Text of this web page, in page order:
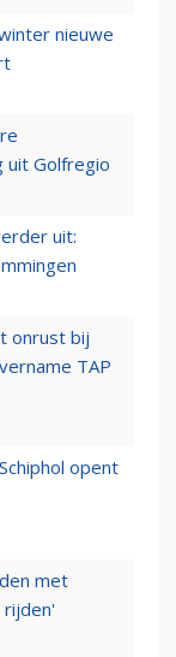
nieuwe
uit Golfregio
uit:
onrust bij
TAP
opent
met
rijden'